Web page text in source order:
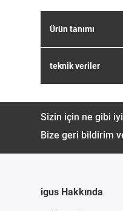
Ürün tanımı
teknik veriler
Sizin için ne gibi
Bize geri bildirim
igus Hakkında